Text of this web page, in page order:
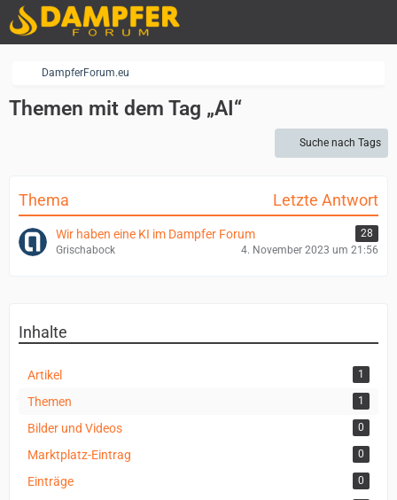
DampferForum.eu
Themen mit dem Tag „AI“
Suche nach Tags
Thema Letzte Antwort
Wir haben eine KI im Dampfer Forum
28
Grischabock
4. November 2023 um 21:56
Inhalte
Artikel 1
Themen 1
Bilder und Videos 0
Marktplatz-Eintrag 0
Einträge 0